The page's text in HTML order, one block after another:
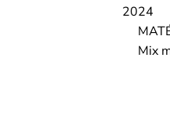
2024
Mix